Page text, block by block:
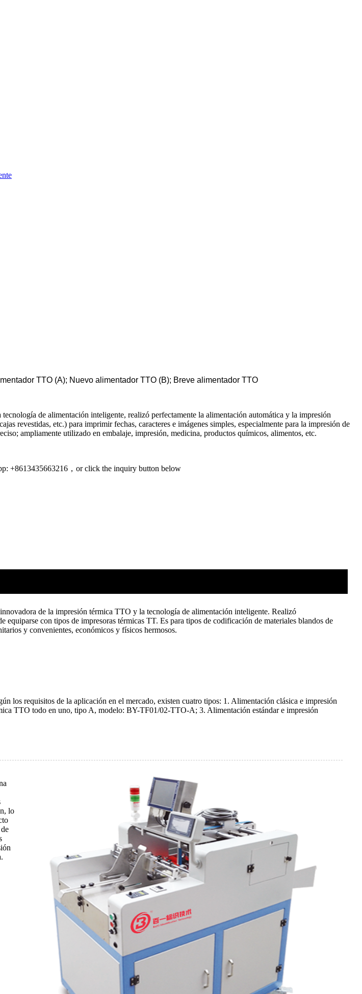
TTO (A); Nuevo alimentador TTO (B); Breve alimentador TTO
de alimentación inteligente, realizó perfectamente la alimentación automática y la impresión
revestidas, etc.) para imprimir fechas, caracteres e imágenes simples, especialmente para la impresión de
ampliamente utilizado en embalaje, impresión, medicina, productos químicos, alimentos, etc.
+8613435663216，or click the inquiry button below
de la impresión térmica TTO y la tecnología de alimentación inteligente. Realizó
con tipos de impresoras térmicas TT. Es para tipos de codificación de materiales blandos de
y convenientes, económicos y físicos hermosos.
los requisitos de la aplicación en el mercado, existen cuatro tipos: 1. Alimentación clásica e impresión
TTO todo en uno, tipo A, modelo: BY-TF01/02-TTO-A; 3. Alimentación estándar e impresión
lo